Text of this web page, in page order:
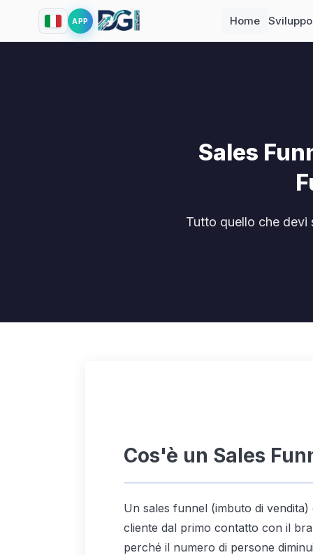
APP Home
Sales
Tutto quello che devi
Cos'è un Sales
Un sales funnel (imbuto di
cliente dal primo contatto con il
perché il numero di persone